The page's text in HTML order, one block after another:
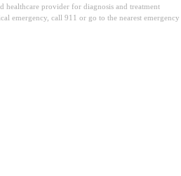
healthcare provider for diagnosis and treatment
emergency, call 911 or go to the nearest emergency